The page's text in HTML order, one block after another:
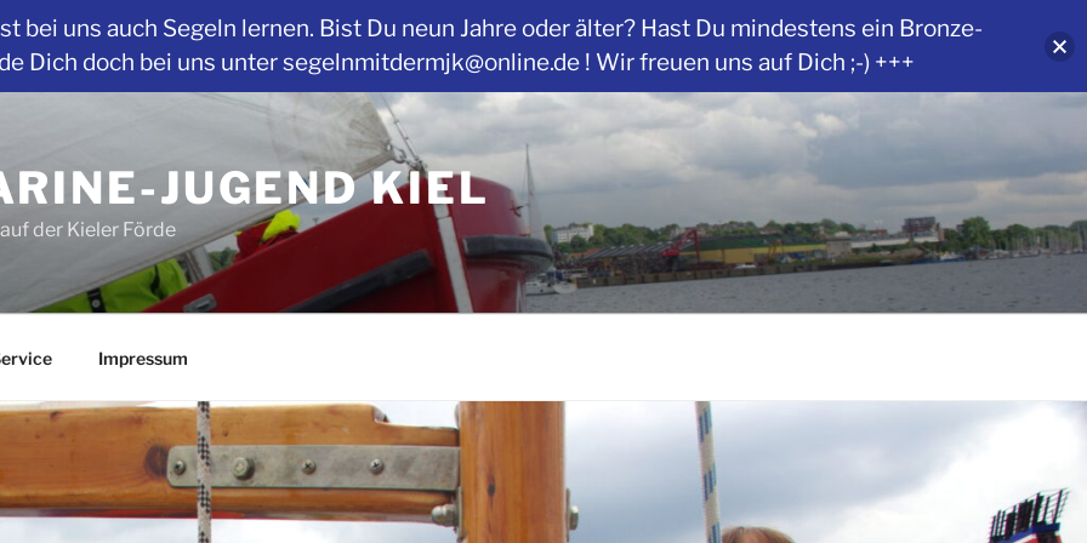
JUGEND KIEL
der Kieler Förde
Impressum
bei uns auch Segeln lernen. Bist Du neun Jahre oder älter? Hast Du mindestens ein Bronze-
Dich doch bei uns unter segelnmitdermjk@online.de ! Wir freuen uns auf Dich ;-) +++